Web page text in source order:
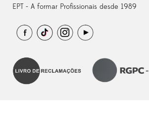
EPT - A formar Profissionais desde 1989